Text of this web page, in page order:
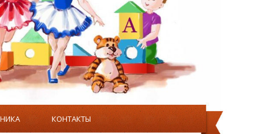
КОНТАКТЫ